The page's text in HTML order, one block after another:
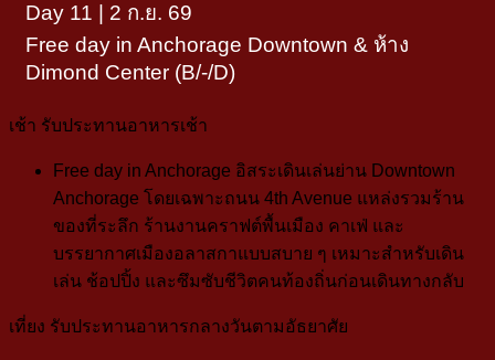
Day 11 | 2 ก.ย. 69
Free day in Anchorage Downtown & ห้าง
Dimond Center (B/-/D)
เช้า รับประทานอาหารเช้า
Free day in Anchorage อิสระเดินเล่นย่าน Downtown
Anchorage โดยเฉพาะถนน 4th Avenue แหล่งรวมร้าน
ของที่ระลึก ร้านงานคราฟต์พื้นเมือง คาเฟ่ และ
บรรยากาศเมืองอลาสกาแบบสบาย ๆ เหมาะสำหรับเดิน
เล่น ช้อปปิ้ง และซึมซับชีวิตคนท้องถิ่นก่อนเดินทางกลับ
เที่ยง รับประทานอาหารกลางวันตามอัธยาศัย